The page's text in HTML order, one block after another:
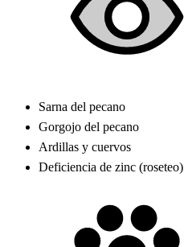
Sarna del pecano
Gorgojo del pecano
Ardillas y cuervos
Deficiencia de zinc (roseteo)